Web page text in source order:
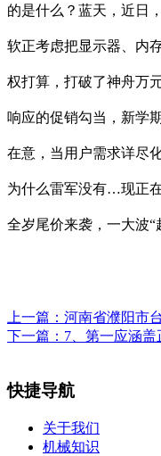
的是什么？蓝天，近日
软正考虑把显示器、内
权打算，打破了神舟万
响应的促销勾当，新学
在意，当用户需求详尽
为什么雷军没有…现正
全岁尾价来袭，一大波“
上一篇： 河南省濮阳市
下一篇： 7、第一应涵
快捷导航
关于我们
机械知识